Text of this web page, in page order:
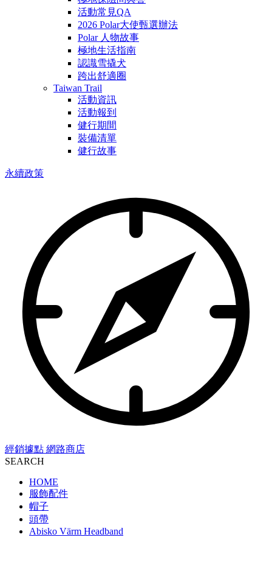
活動常見QA
2026 Polar大使甄選辦法
Polar 人物故事
極地生活指南
認識雪撬犬
跨出舒適圈
Taiwan Trail
活動資訊
活動報到
健行期間
裝備清單
健行故事
永續政策
經銷據點 網路商店
SEARCH
HOME
服飾配件
帽子
頭帶
Abisko Värm Headband